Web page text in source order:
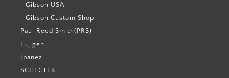
Gibson USA
Gibson Custom Shop
Paul Reed Smith(PRS)
Fujigen
Ibanez
SCHECTER